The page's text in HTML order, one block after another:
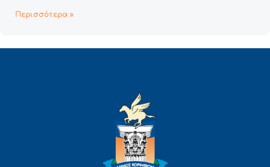
Περισσότερα »